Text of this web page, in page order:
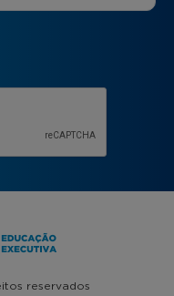
reservados